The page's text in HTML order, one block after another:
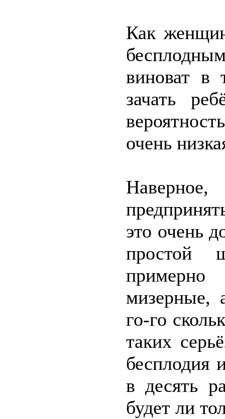
Как
виноват в
зачать
очень
это очень
простой
мизерные,
го-го
таких
бесплодия
в десять
будет ли